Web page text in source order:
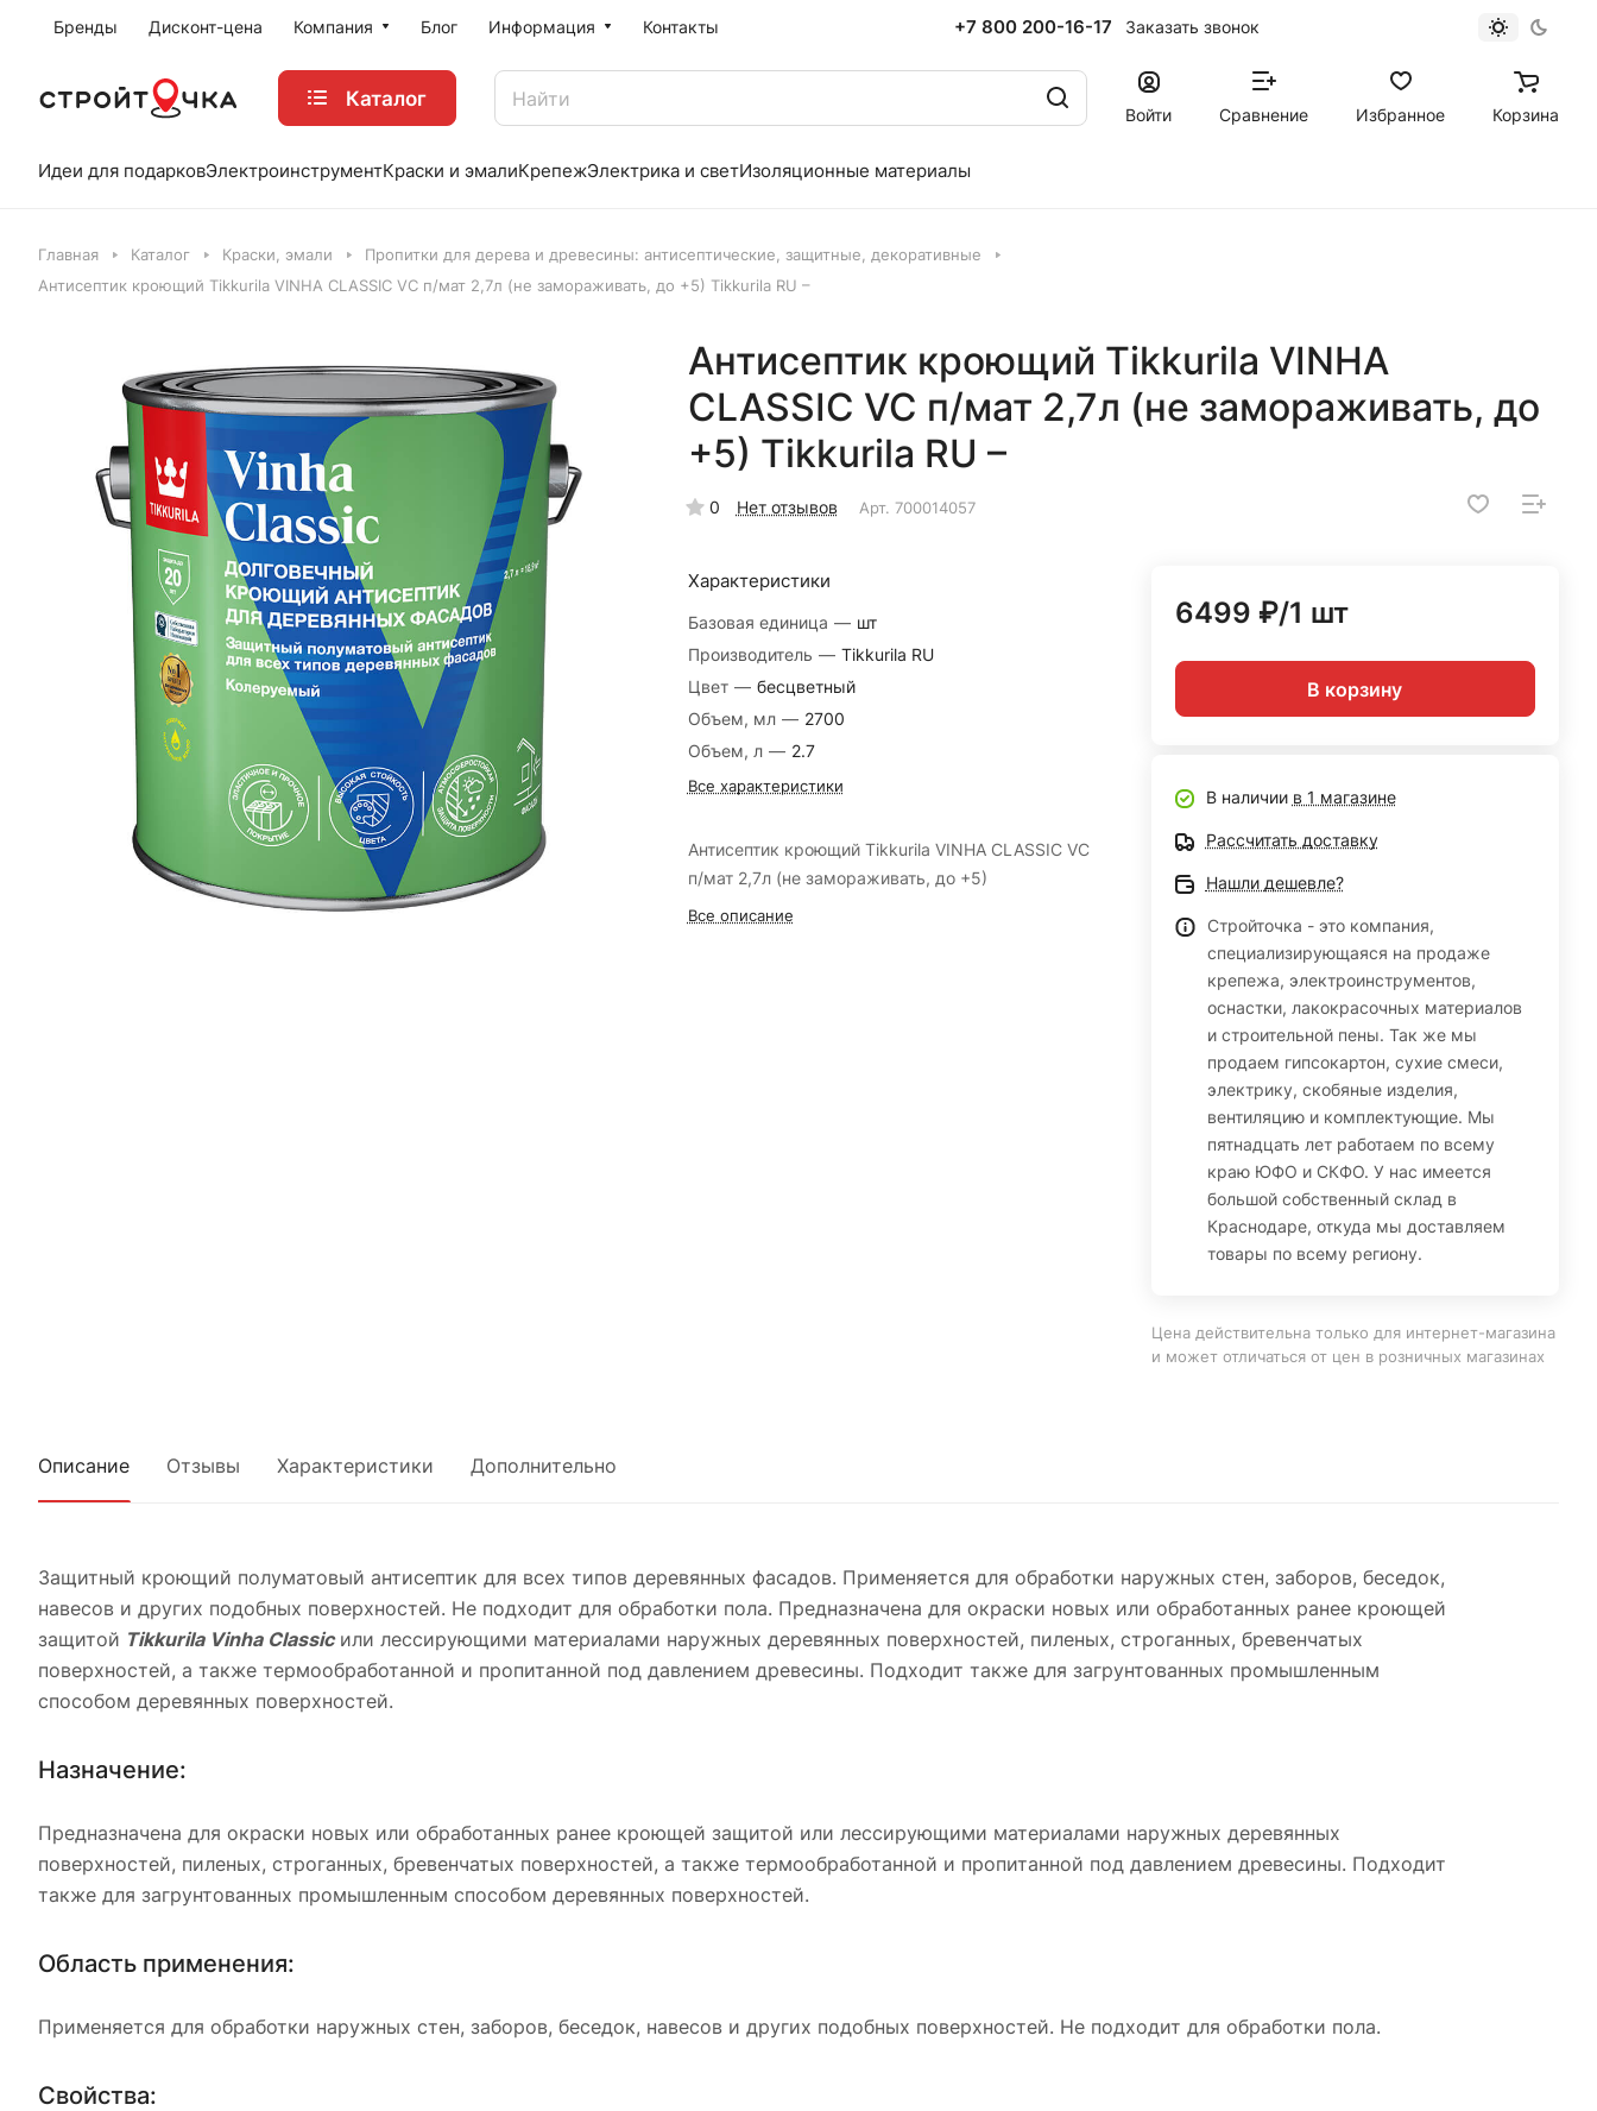
Бренды Дисконт-цена Компания Блог Информация Контакты +7 800 200-16-17 Заказать звонок
Каталог
Войти Сравнение Избранное Корзина
Идеи для подарковЭлектроинструментКраски и эмалиКрепежЭлектрика и светИзоляционные материалы
Главная Каталог Краски, эмали
Пропитки для дерева и древесины: антисептические, защитные, декоративные
Антисептик кроющий Tikkurila VINHA CLASSIC VC п/мат 2,7л (не замораживать, до +5) Tikkurila RU –
Антисептик кроющий Tikkurila VINHA
CLASSIC VC п/мат 2,7л (не замораживать, до
+5) Tikkurila RU –
0 Нет отзывов Арт. 700014057
Характеристики
Базовая единица — шт
Производитель — Tikkurila RU
Цвет — бесцветный
Объем, мл — 2700
Объем, л — 2.7
Все характеристики
Антисептик кроющий Tikkurila VINHA CLASSIC VC
п/мат 2,7л (не замораживать, до +5)
Все описание
6499 ₽/1 шт
В корзину
В наличии в 1 магазине
Рассчитать доставку
Нашли дешевле?
Стройточка - это компания,
специализирующаяся на продаже
крепежа, электроинструментов,
оснастки, лакокрасочных материалов
и строительной пены. Так же мы
продаем гипсокартон, сухие смеси,
электрику, скобяные изделия,
вентиляцию и комплектующие. Мы
пятнадцать лет работаем по всему
краю ЮФО и СКФО. У нас имеется
большой собственный склад в
Краснодаре, откуда мы доставляем
товары по всему региону.
Цена действительна только для интернет-магазина
и может отличаться от цен в розничных магазинах
Описание Отзывы Характеристики Дополнительно
Защитный кроющий полуматовый антисептик для всех типов деревянных фасадов. Применяется для обработки наружных стен, заборов, беседок,
навесов и других подобных поверхностей. Не подходит для обработки пола. Предназначена для окраски новых или обработанных ранее кроющей
защитой Tikkurila Vinha Classicили лессирующими материалами наружных деревянных поверхностей, пиленых, строганных, бревенчатых
поверхностей, а также термообработанной и пропитанной под давлением древесины. Подходит также для загрунтованных промышленным
способом деревянных поверхностей.
Назначение:
Предназначена для окраски новых или обработанных ранее кроющей защитой или лессирующими материалами наружных деревянных
поверхностей, пиленых, строганных, бревенчатых поверхностей, а также термообработанной и пропитанной под давлением древесины. Подходит
также для загрунтованных промышленным способом деревянных поверхностей.
Область применения:
Применяется для обработки наружных стен, заборов, беседок, навесов и других подобных поверхностей. Не подходит для обработки пола.
Свойства: